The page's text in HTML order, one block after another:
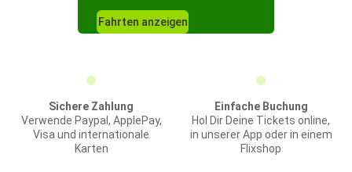
Fahrten anzeigen
Sichere Zahlung
Verwende Paypal, ApplePay,
Visa und internationale
Karten
Einfache Buchung
Hol Dir Deine Tickets online,
in unserer App oder in einem
Flixshop